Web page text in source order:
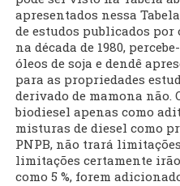
apresentados nessa
de estudos publicados
na década de 1980,
óleos de soja e dendê
para as propriedades
derivado de mamona não.
biodiesel apenas como
misturas de diesel como
PNPB, não trará
limitações certamente
como 5 %, forem